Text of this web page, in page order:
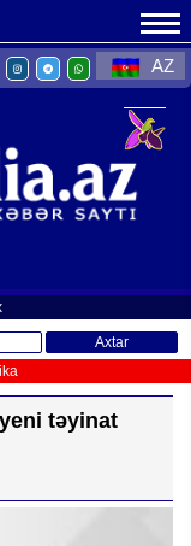
AZ
Axtar
təyinat